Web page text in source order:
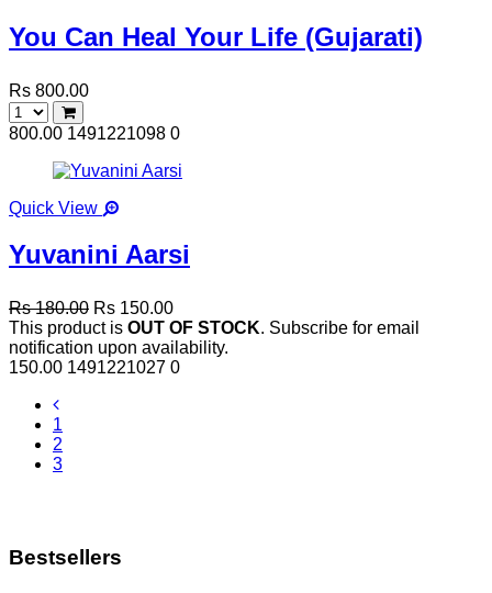
You Can Heal Your Life (Gujarati)
Rs 800.00
800.00 1491221098 0
Quick View
Yuvanini Aarsi
Rs 180.00 Rs 150.00
This product is OUT OF STOCK. Subscribe for email
notification upon availability.
150.00 1491221027 0
1
2
3
Bestsellers